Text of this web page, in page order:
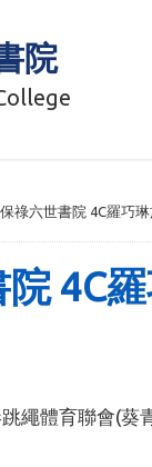
院
祿六世書院 4C羅巧
4C
繩體育聯會(葵